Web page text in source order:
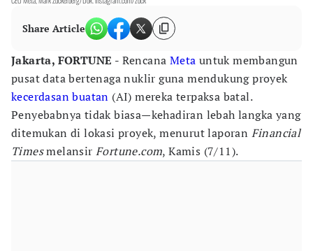
Share Article
Jakarta, FORTUNE - Rencana Meta untuk membangun
pusat data bertenaga nuklir guna mendukung proyek
kecerdasan buatan (AI) mereka terpaksa batal.
Penyebabnya tidak biasa—kehadiran lebah langka yang
ditemukan di lokasi proyek, menurut laporan Financial
Timesmelansir Fortune.com, Kamis (7/11).